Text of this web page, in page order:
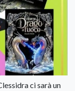
ci sarà un